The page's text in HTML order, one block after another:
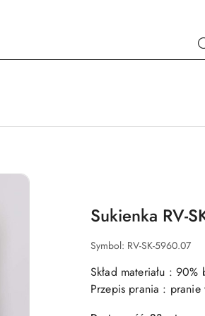
Sukienka RV-
Symbol: RV-SK-5960.07
Skład materiału : 90%
Przepis prania :